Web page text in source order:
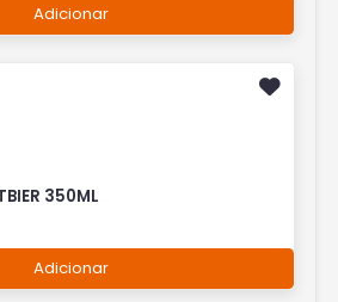
Adicionar
350ML
Adicionar